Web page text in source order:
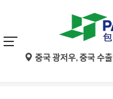
구글 번역의 자동 번역은
습니다. 문의
중국 광저우, 중국 수